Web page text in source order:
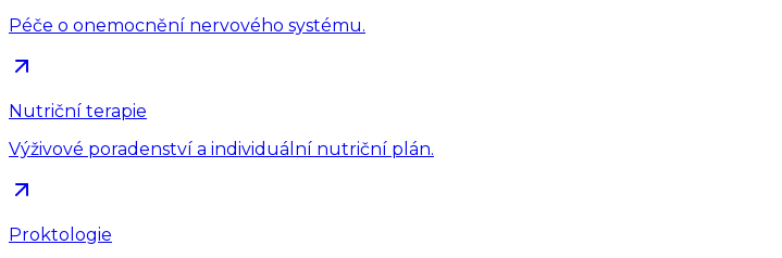
Péče o onemocnění nervového systému.
Nutriční terapie
Výživové poradenství a individuální nutriční plán.
Proktologie